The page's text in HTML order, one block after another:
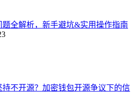
题全解析，新手避坑&实用操作指南
持不开源？加密钱包开源争议下的信